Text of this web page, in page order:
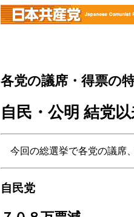
各党の議席・得票の
自民・公明 結党
今回の総選挙で各党の議席
自民党